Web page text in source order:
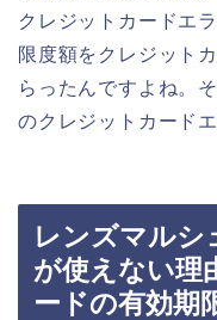
クレジットカードエ
限度額をクレジット
らったんですよね。
のクレジットカード
レンズマルシ
が使えない理
ードの有効期